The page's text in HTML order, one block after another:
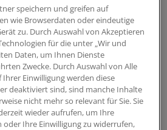
der Charité in einer Mitteilung der
Neurologie/Psychiatrie
speichern und greifen auf
wie Browserdaten oder eindeutige
zu. Durch Auswahl von Akzeptieren
für die unter „Wir und
Daten, um Ihnen Dienste
Zwecke. Durch Auswahl von Alle
Einwilligung werden diese
deaktiviert sind, sind manche Inhalte
nicht mehr so relevant für Sie. Sie
wieder aufrufen, um Ihre
oder Ihre Einwilligung zu widerrufen,